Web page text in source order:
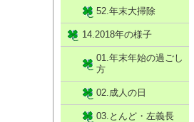
52.年末大掃除
14.2018年の様子
01.年末年始の過ごし
方
02.成人の日
03.とんど・左義長